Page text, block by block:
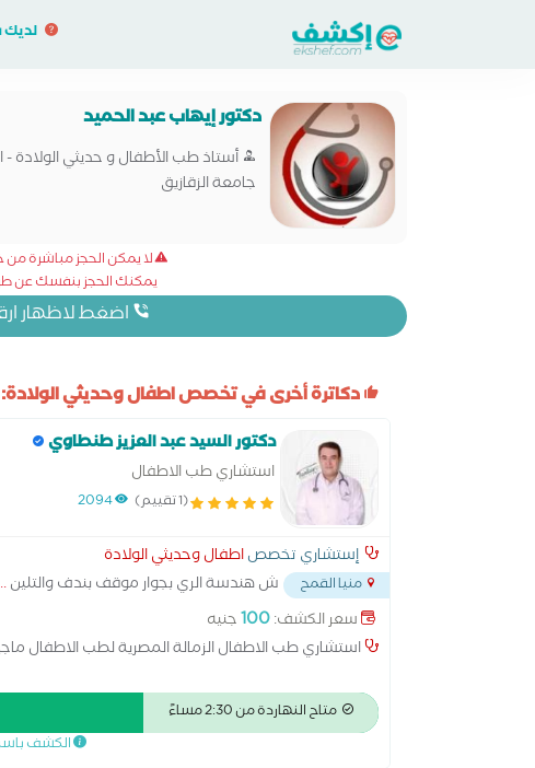
دكتور إيهاب عبد الحميد
أستاذ طب الأطفال و حديثي الولادة
جامعة الزقازيق
لا يمكن الحجز مباشرة
يمكنك الحجز بنفسك عن
اضغط لاظهار
دكاترة أخرى في تخصص اطفال وحديثي الولادة:
دكتور السيد عبد العزيز طنطاوي
استشاري طب الاطفال
(1 تقييم) 2094
إستشاري تخصصاطفال وحديثي الولادة
منيا القمح ش هندسة الري بجوار موقف بندف والتلين
سعر الكشف:100جنيه
استشاري طب الاطفال الزمالة المصرية لطب الاطفال
متاح النهاردة من 2:30 مساءً
الكشف